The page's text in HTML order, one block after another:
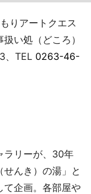
りアートクエス
い処（どころ）
、TEL 0263-46-
ラリーが、30年
んき）の湯」と
て企画。各部屋や